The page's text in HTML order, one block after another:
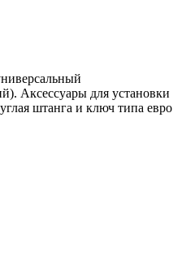
Аксессуары для установки
штанга и ключ типа евро